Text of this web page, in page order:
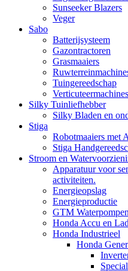
Sunseeker Blazers
Veger
Sabo
Batterijsysteem
Gazontractoren
Grasmaaiers
Tuingereedschap
Verticuteermachines
Silky Tuinliefhebber
Silky Bladen en
Stiga
Robotmaaiers met
Stiga
Stroom en
Apparatuur voor
activiteiten.
Energieopslag
Energieproductie
GTM Waterpompen
Honda Accu en
Honda Industrieel
Honda